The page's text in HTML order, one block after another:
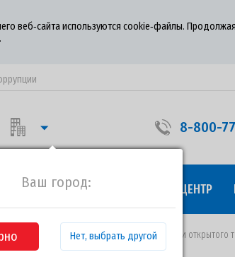
веб‑сайта используются cookie‑файлы.
.
Ваш город:
Нет, выбрать другой
8-800-
СОТРУДНИЧЕСТВО ПРЕСС-ЦЕНТР
№48-2018 от 23.05.2018 года о проведении